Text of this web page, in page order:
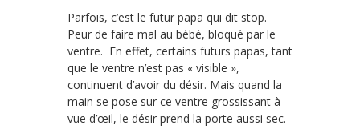
Parfois, c’est le futur papa qui dit stop.
Peur de faire mal au bébé, bloqué par le
ventre. En effet, certains futurs papas, tant
que le ventre n’est pas « visible »,
continuent d’avoir du désir. Mais quand la
main se pose sur ce ventre grossissant à
vue d’œil, le désir prend la porte aussi sec.